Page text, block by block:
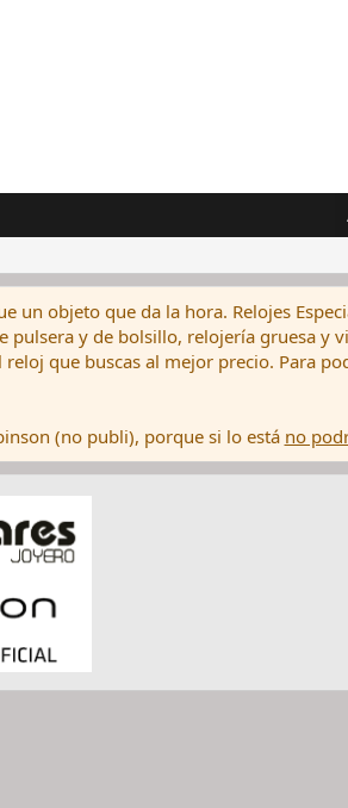
un objeto que da la hora. Relojes
pulsera y de bolsillo, relojería gruesa y
que buscas al mejor precio. Para
(no publi), porque si lo está no